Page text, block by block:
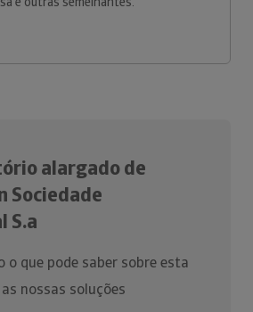
alargado de
Sociedade
S.a
o que pode saber sobre esta
nossas soluções